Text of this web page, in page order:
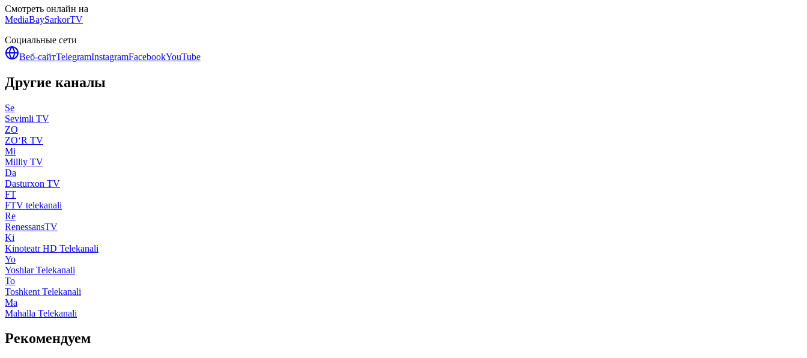
Смотреть онлайн на
MediaBaySarkorTV
Социальные сети
Веб-сайтTelegramInstagramFacebookYouTube
Другие каналы
Se
Sevimli TV
ZO
ZO‘R TV
Mi
Milliy TV
Da
Dasturxon TV
FT
FTV telekanali
Re
RenessansTV
Ki
Kinoteatr HD Telekanali
Yo
Yoshlar Telekanali
To
Toshkent Telekanali
Ma
Mahalla Telekanali
Рекомендуем